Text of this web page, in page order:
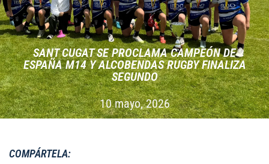
SANT CUGAT SE PROCLAMA CAMPEÓN DE
ESPAÑA M14 Y ALCOBENDAS RUGBY FINALIZA
SEGUNDO
10 mayo, 2026
COMPÁRTELA: